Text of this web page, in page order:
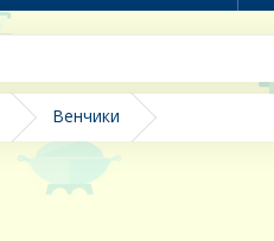
Венчики